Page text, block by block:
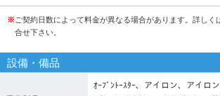
※ ご契約日数によって料金が異なる場合があります。詳しく
合せ下さい。
設備・備品
ｵｰﾌﾞﾝﾄｰｽﾀｰ、アイロン、アイロ